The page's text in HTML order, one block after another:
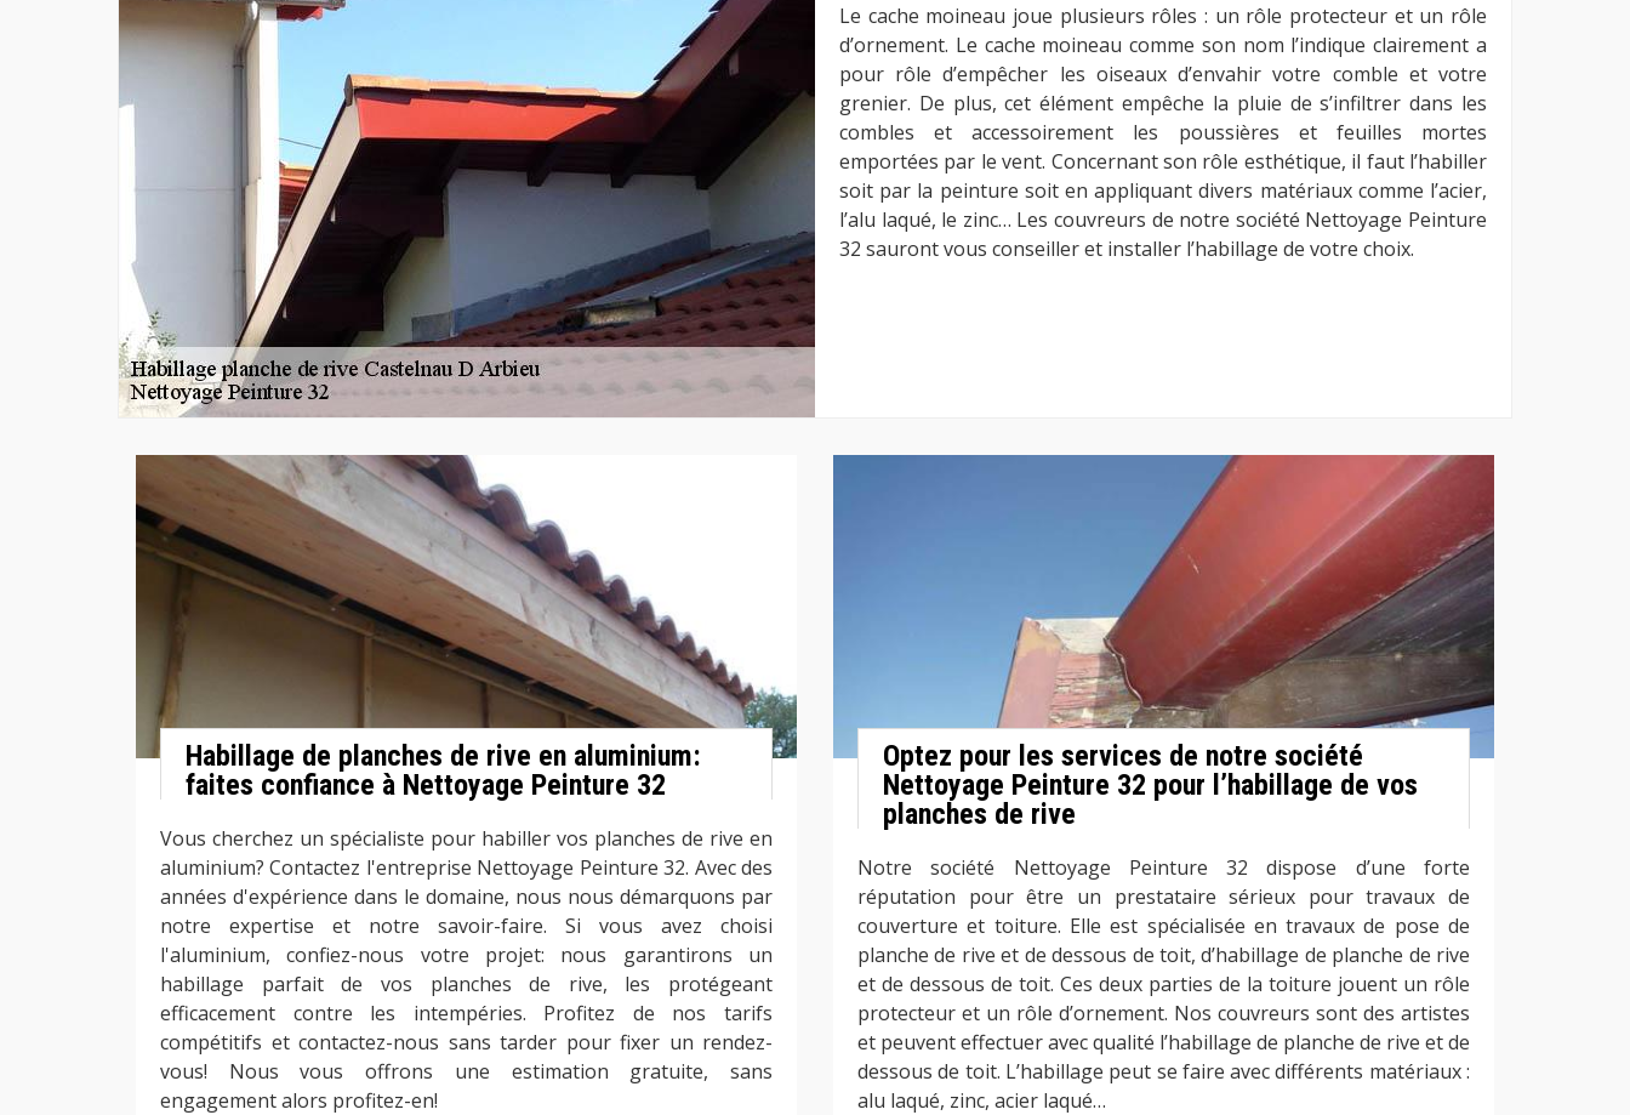
Le cache moineau joue plusieurs rôles : un rôle protecteur et un rôle
d’ornement. Le cache moineau comme son nom l’indique clairement a
pour rôle d’empêcher les oiseaux d’envahir votre comble et votre
grenier. De plus, cet élément empêche la pluie de s’infiltrer dans les
combles et accessoirement les poussières et feuilles mortes
emportées par le vent. Concernant son rôle esthétique, il faut l’habiller
soit par la peinture soit en appliquant divers matériaux comme l’acier,
l’alu laqué, le zinc… Les couvreurs de notre société Nettoyage Peinture
32 sauront vous conseiller et installer l’habillage de votre choix.
Habillage de planches de rive en aluminium:
faites confiance à Nettoyage Peinture 32
Vous cherchez un spécialiste pour habiller vos planches de rive en
aluminium? Contactez l'entreprise Nettoyage Peinture 32. Avec des
années d'expérience dans le domaine, nous nous démarquons par
notre expertise et notre savoir-faire. Si vous avez choisi
l'aluminium, confiez-nous votre projet: nous garantirons un
habillage parfait de vos planches de rive, les protégeant
efficacement contre les intempéries. Profitez de nos tarifs
compétitifs et contactez-nous sans tarder pour fixer un rendez-
vous! Nous vous offrons une estimation gratuite, sans
engagement alors profitez-en!
Optez pour les services de notre société
Nettoyage Peinture 32 pour l’habillage de vos
planches de rive
Notre société Nettoyage Peinture 32 dispose d’une forte
réputation pour être un prestataire sérieux pour travaux de
couverture et toiture. Elle est spécialisée en travaux de pose de
planche de rive et de dessous de toit, d’habillage de planche de rive
et de dessous de toit. Ces deux parties de la toiture jouent un rôle
protecteur et un rôle d’ornement. Nos couvreurs sont des artistes
et peuvent effectuer avec qualité l’habillage de planche de rive et de
dessous de toit. L’habillage peut se faire avec différents matériaux :
alu laqué, zinc, acier laqué…